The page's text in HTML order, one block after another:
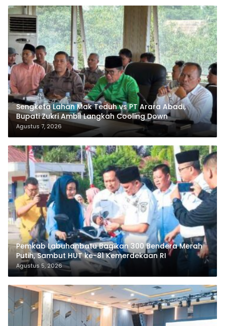
Sengketa Lahan Mak Teduh vs PT Arara Abadi,
Bupati Zukri Ambil Langkah Cooling Down
Agustus 7, 2026
Pemkab Labuhanbatu Bagikan 300 Bendera Merah
Putih, Sambut HUT ke-81 Kemerdekaan RI
Agustus 5, 2026